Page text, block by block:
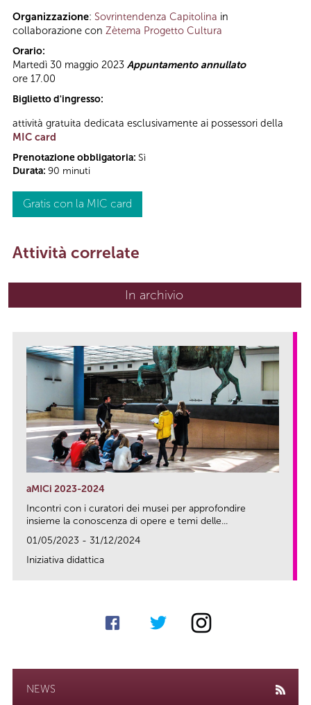
Organizzazione: Sovrintendenza Capitolina in
collaborazione con Zètema Progetto Cultura
Orario:
Martedì 30 maggio 2023 Appuntamento annullato
ore 17.00
Biglietto d'ingresso:
attività gratuita dedicata esclusivamente ai possessori della
MIC card
Prenotazione obbligatoria: Sì
Durata: 90 minuti
Gratis con la MIC card
Attività correlate
In archivio
aMICi 2023-2024
Incontri con i curatori dei musei per approfondire
insieme la conoscenza di opere e temi delle...
01/05/2023 - 31/12/2024
Iniziativa didattica
NEWS